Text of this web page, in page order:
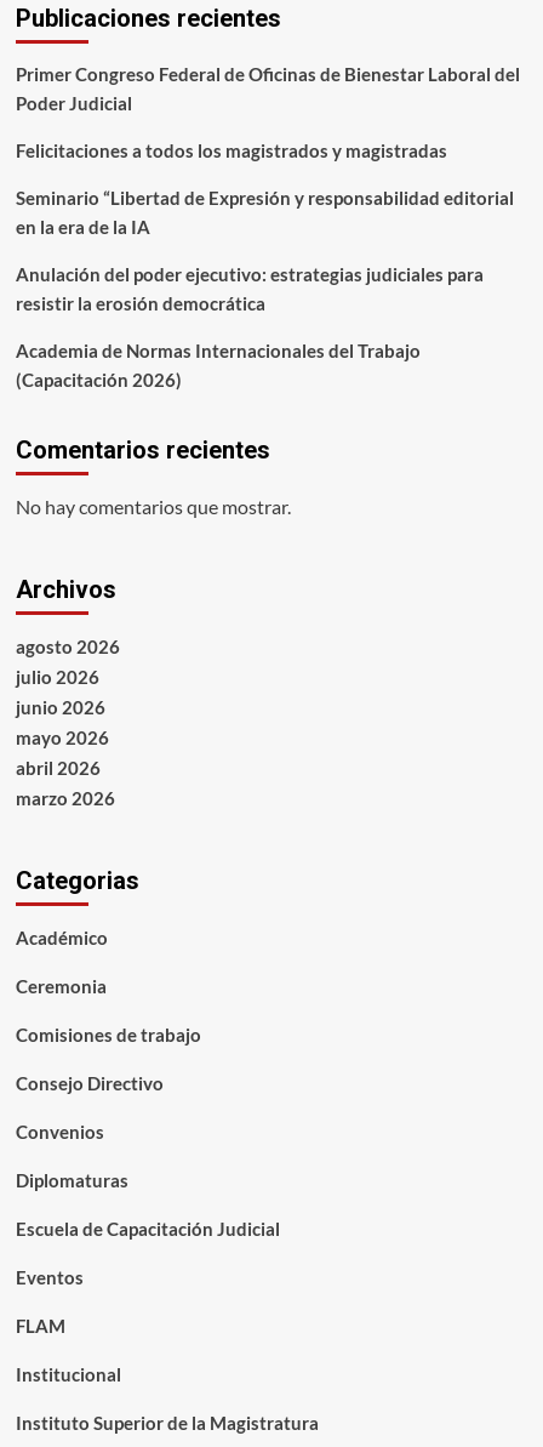
Publicaciones recientes
Primer Congreso Federal de Oficinas de Bienestar Laboral del
Poder Judicial
Felicitaciones a todos los magistrados y magistradas
Seminario “Libertad de Expresión y responsabilidad editorial
en la era de la IA
Anulación del poder ejecutivo: estrategias judiciales para
resistir la erosión democrática
Academia de Normas Internacionales del Trabajo
(Capacitación 2026)
Comentarios recientes
No hay comentarios que mostrar.
Archivos
agosto 2026
julio 2026
junio 2026
mayo 2026
abril 2026
marzo 2026
Categorias
Académico
Ceremonia
Comisiones de trabajo
Consejo Directivo
Convenios
Diplomaturas
Escuela de Capacitación Judicial
Eventos
FLAM
Institucional
Instituto Superior de la Magistratura